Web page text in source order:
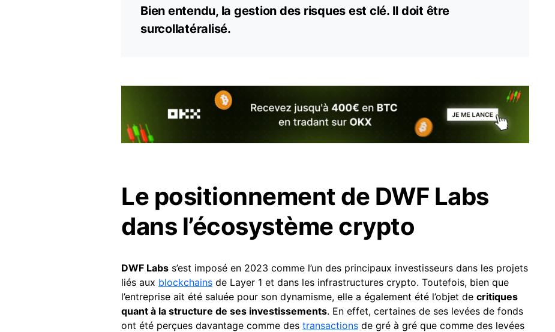
Bien entendu, la gestion des risques est clé. Il doit être
surcollatéralisé.
Le positionnement de DWF Labs
dans l’écosystème crypto
DWF Labs s’est imposé en 2023 comme l’un des principaux investisseurs dans les projets
liés aux blockchains de Layer 1 et dans les infrastructures crypto. Toutefois, bien que
l’entreprise ait été saluée pour son dynamisme, elle a également été l’objet de critiques
quant à la structure de ses investissements. En effet, certaines de ses levées de fonds
ont été perçues davantage comme des transactions de gré à gré que comme des levées